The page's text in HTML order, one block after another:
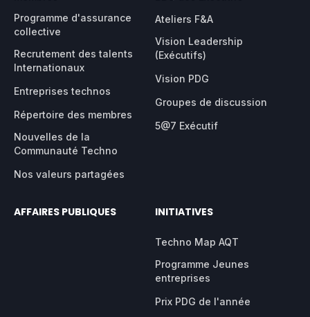
Programme d'assurance
collective
Recrutement des talents
Internationaux
Entreprises technos
Répertoire des membres
Nouvelles de la
Communauté Techno
Nos valeurs partagées
Ateliers F&A
Vision Leadership
(Exécutifs)
Vision PDG
Groupes de discussion
5@7 Exécutif
AFFAIRES PUBLIQUES INITIATIVES
Techno Map AQT
Programme Jeunes
entreprises
Prix PDG de l'année